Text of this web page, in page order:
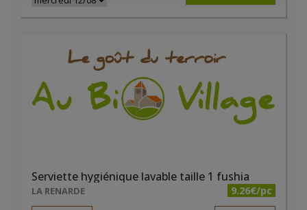
Serviette hygiénique lavable taille 1 fushia
LA RENARDE 9.26€/pc